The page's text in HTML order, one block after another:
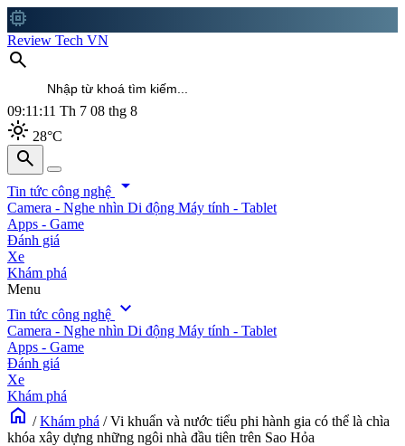
memory
Review Tech VN
search
09:11:12 Th 7 08 thg 8
light_mode 28°C
search
search
Tin tức công nghệ arrow_drop_down
Camera - Nghe nhìn Di động Máy tính - Tablet
Apps - Game
Đánh giá
Xe
Khám phá
Menu
Tin tức công nghệ expand_more
Camera - Nghe nhìn Di động Máy tính - Tablet
Apps - Game
Đánh giá
Xe
Khám phá
home / Khám phá / Vi khuẩn và nước tiểu phi hành gia có thể là chìa
khóa xây dựng những ngôi nhà đầu tiên trên Sao Hỏa